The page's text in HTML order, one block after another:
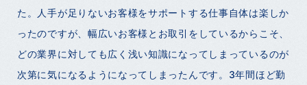
た。人手が足りないお客様をサポートする仕事自体は楽しか
ったのですが、幅広いお客様とお取引をしているからこそ、
どの業界に対しても広く浅い知識になってしまっているのが
次第に気になるようになってしまったんです。3年間ほど勤